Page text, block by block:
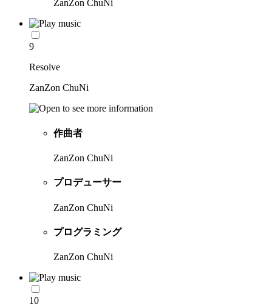
ZanZon ChuNi
9
Resolve
ZanZon ChuNi
作曲者
ZanZon ChuNi
プロデューサー
ZanZon ChuNi
プログラミング
ZanZon ChuNi
10